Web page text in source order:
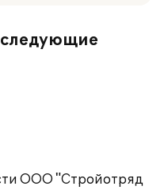
ООО "Стройотряд